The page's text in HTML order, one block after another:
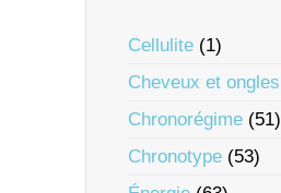
Cellulite (1)
Cheveux et ongles
Chronorégime (51)
Chronotype (53)